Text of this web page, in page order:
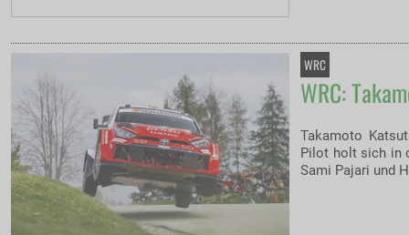
WRC
WRC:
Takamoto
Pilot holt sich in
Sami Pajari und